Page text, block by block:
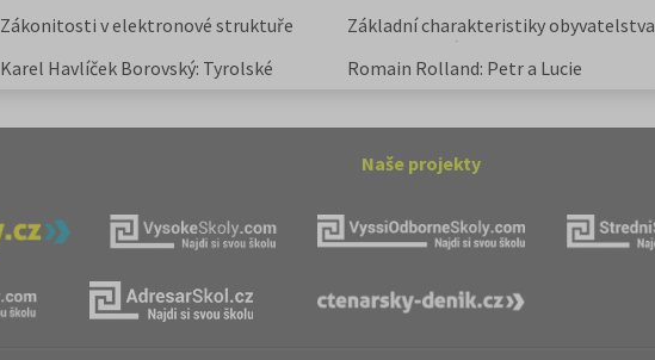
Zákonitosti v elektronové struktuře
Základní charakteristiky obyvatelstva
a geografie sídel
Karel Havlíček Borovský: Tyrolské
Romain Rolland: Petr a Lucie
Naše projekty